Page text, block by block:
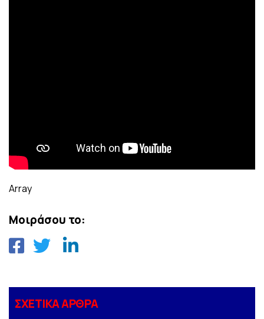
Array
Μοιράσου το:
ΣΧΕΤΙΚΑ ΑΡΘΡΑ